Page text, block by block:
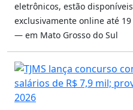
eletrônicos, estão
exclusivamente online até
— em Mato Grosso do Sul